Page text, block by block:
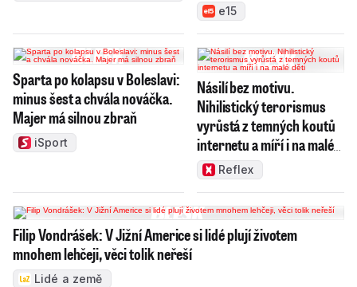
e15
Sparta po kolapsu v Boleslavi:
minus šest a chvála nováčka.
Majer má silnou zbraň
iSport
Násilí bez motivu.
Nihilistický terorismus
vyrůstá z temných koutů
internetu a míří i na malé
dětiReflex
Filip Vondrášek: V Jižní Americe si lidé plují životem
mnohem lehčeji, věci tolik neřeší
Lidé a země